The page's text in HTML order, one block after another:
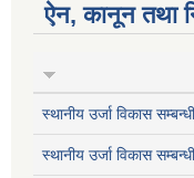
ऐन, कानून तथा
स्थानीय उर्जा विकास
स्थानीय उर्जा विकास